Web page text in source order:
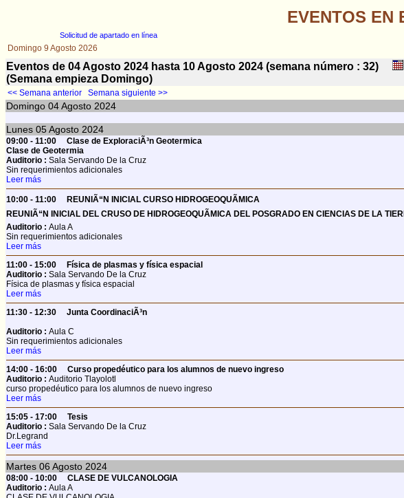
EVENTOS EN
Solicitud de apartado en línea
Domingo 9 Agosto 2026
Eventos de 04 Agosto 2024 hasta 10 Agosto 2024 (semana número : 32)
(Semana empieza Domingo)
<< Semana anterior Semana siguiente >>
Domingo 04Agosto 2024
Lunes 05Agosto 2024
09:00 - 11:00 Clase de ExploraciÃ³n Geotermica
Clase de Geotermia
Auditorio : Sala Servando De la Cruz
Sin requerimientos adicionales
Leer más
10:00 - 11:00
REUNIÃ“N INICIAL CURSO HIDROGEOQUÃMICA
REUNIÃ“N INICIAL DEL CRUSO DE HIDROGEOQUÃMICA DEL POSGRADO EN CIENCIAS DE LA
Auditorio : Aula A
Sin requerimientos adicionales
Leer más
11:00 - 15:00
Física de plasmas y física espacial
Auditorio : Sala Servando De la Cruz
Física de plasmas y física espacial
Leer más
11:30 - 12:30 Junta CoordinaciÃ³n
Auditorio : Aula C
Sin requerimientos adicionales
Leer más
14:00 - 16:00 Curso propedéutico para los alumnos de nuevo ingreso
Auditorio : Auditorio Tlayolotl
curso propedéutico para los alumnos de nuevo ingreso
Leer más
15:05 - 17:00 Tesis
Auditorio : Sala Servando De la Cruz
Dr.Legrand
Leer más
Martes 06 Agosto 2024
08:00 - 10:00 CLASE DE VULCANOLOGIA
Auditorio : Aula A